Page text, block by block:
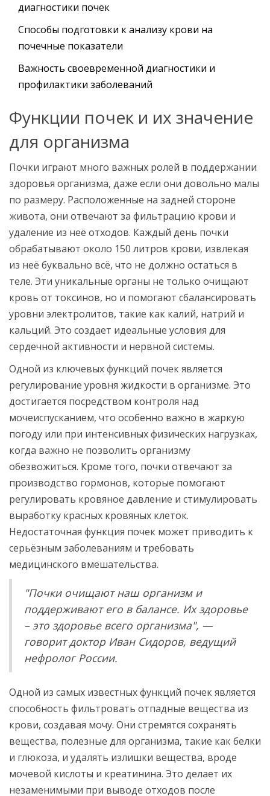
диагностики почек
Способы подготовки к анализу крови на
почечные показатели
Важность своевременной диагностики и
профилактики заболеваний
Функции почек и их значение
для организма
Почки играют много важных ролей в поддержании
здоровья организма, даже если они довольно малы
по размеру. Расположенные на задней стороне
живота, они отвечают за фильтрацию крови и
удаление из неё отходов. Каждый день почки
обрабатывают около 150 литров крови, извлекая
из неё буквально всё, что не должно остаться в
теле. Эти уникальные органы не только очищают
кровь от токсинов, но и помогают сбалансировать
уровни электролитов, такие как калий, натрий и
кальций. Это создает идеальные условия для
сердечной активности и нервной системы.
Одной из ключевых функций почек является
регулирование уровня жидкости в организме. Это
достигается посредством контроля над
мочеиспусканием, что особенно важно в жаркую
погоду или при интенсивных физических нагрузках,
когда важно не позволить организму
обезвожиться. Кроме того, почки отвечают за
производство гормонов, которые помогают
регулировать кровяное давление и стимулировать
выработку красных кровяных клеток.
Недостаточная функция почек может приводить к
серьёзным заболеваниям и требовать
медицинского вмешательства.
"Почки очищают наш организм и
поддерживают его в балансе. Их здоровье
– это здоровье всего организма", —
говорит доктор Иван Сидоров, ведущий
нефролог России.
Одной из самых известных функций почек является
способность фильтровать отпадные вещества из
крови, создавая мочу. Они стремятся сохранять
вещества, полезные для организма, такие как белки
и глюкоза, и удалять излишки вещества, вроде
мочевой кислоты и креатинина. Это делает их
незаменимыми при выводе отходов после